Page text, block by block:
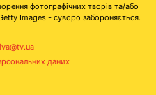
фотографічних творів та/або
Images - суворо забороняється.
даних